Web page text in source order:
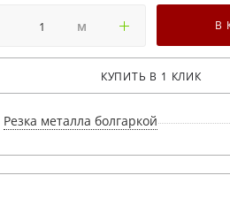
м В
КУПИТЬ В 1 КЛИК
Резка металла болгаркой